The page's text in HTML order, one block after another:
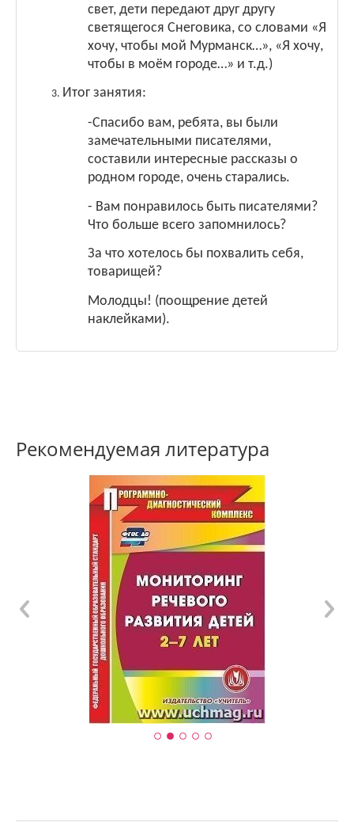
свет, дети передают друг другу
светящегося Снеговика, со словами «Я
хочу, чтобы мой Мурманск…», «Я хочу,
чтобы в моём городе…» и т.д.)
Итог занятия:
-Спасибо вам, ребята, вы были
замечательными писателями,
составили интересные рассказы о
родном городе, очень старались.
- Вам понравилось быть писателями?
Что больше всего запомнилось?
За что хотелось бы похвалить себя,
товарищей?
Молодцы! (поощрение детей
наклейками).
Рекомендуемая литература